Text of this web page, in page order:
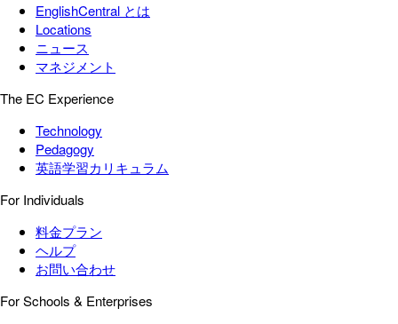
EnglishCentral とは
Locations
ニュース
マネジメント
The EC Experience
Technology
Pedagogy
英語学習カリキュラム
For Individuals
料金プラン
ヘルプ
お問い合わせ
For Schools & Enterprises